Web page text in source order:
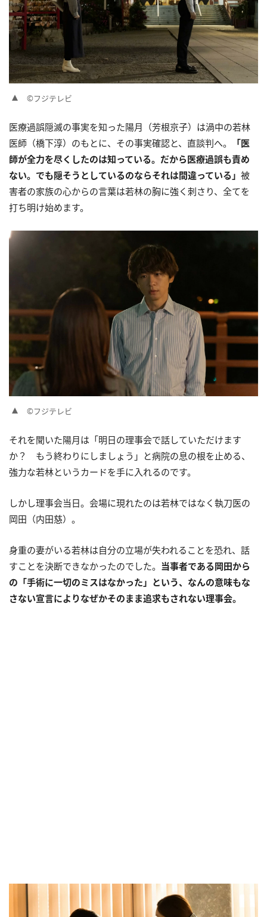
©フジテレビ
医療過誤隠滅の事実を知った陽月（芳根京子）は渦中の若林
医師（橋下淳）のもとに、その事実確認と、直談判へ。
「医
師が全力を尽くしたのは知っている。だから医療過誤も責め
ない。でも隠そうとしているのならそれは間違っている」 被
害者の家族の心からの言葉は若林の胸に強く刺さり、全てを
打ち明け始めます。
©フジテレビ
それを聞いた陽月は「明日の理事会で話していただけます
か？ もう終わりにしましょう」と病院の息の根を止める、
強力な若林というカードを手に入れるのです。
しかし理事会当日。会場に現れたのは若林ではなく執刀医の
岡田（内田慈）。
身重の妻がいる若林は自分の立場が失われることを恐れ、話
すことを決断できなかったのでした。 当事者である岡田から
の「手術に一切のミスはなかった」という、なんの意味もな
さない宣言によりなぜかそのまま追求もされない理事会。